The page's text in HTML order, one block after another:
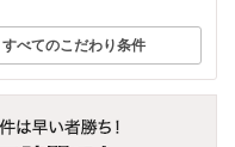
すべてのこだわり条件